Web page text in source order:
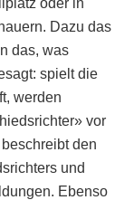
oder in
Dazu das
das, was
spielt die
werden
vor
den
und
Ebenso